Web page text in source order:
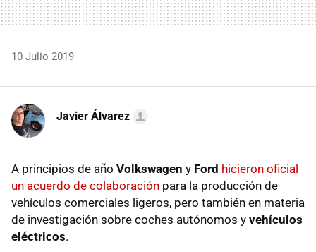
10 Julio 2019
Javier Álvarez
A principios de año Volkswagen y Ford hicieron oficial
un acuerdo de colaboración para la producción de
vehículos comerciales ligeros, pero también en materia
de investigación sobre coches autónomos y vehículos
eléctricos.